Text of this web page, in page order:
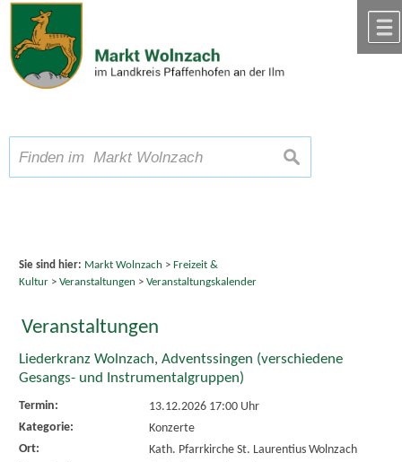
Zum Inhalt,zur Navigation
Schriftgröße A A A suchen
Sie sind hier: Markt Wolnzach > Freizeit &
Kultur> Veranstaltungen > Veranstaltungskalender
Veranstaltungen
Liederkranz Wolnzach, Adventssingen (verschiedene
Gesangs- und Instrumentalgruppen)
Termin:
13.12.2026 17:00 Uhr
Kategorie:
Konzerte
Ort:
Kath. Pfarrkirche St. Laurentius Wolnzach